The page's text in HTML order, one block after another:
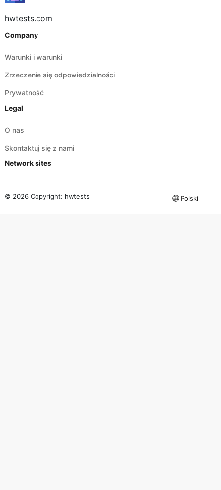
hwtests.com
Company
Warunki i warunki
Zrzeczenie się odpowiedzialności
Prywatność
Legal
O nas
Skontaktuj się z nami
Network sites
© 2026 Copyright: hwtests Polski